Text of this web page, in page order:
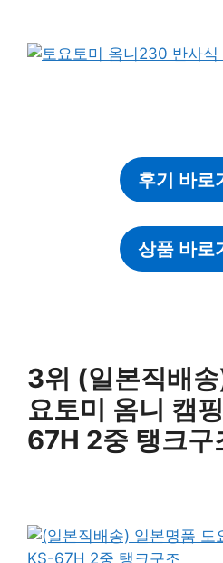
후기 바로
상품 바로
3위 (일본직배
요토미 옴니 캠
67H 2중 탱크구